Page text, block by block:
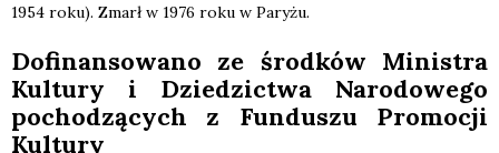
1954 roku). Zmarł w 1976 roku w Pary­żu.
Dofi­nan­so­wa­no ze środ­ków Mini­stra
Kul­tu­ry i Dzie­dzic­twa Naro­do­we­go
pocho­dzą­cych z Fun­du­szu Pro­mo­cji
Kul­tu­ry